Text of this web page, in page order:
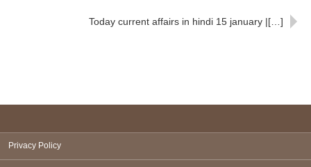
Today current affairs in hindi 15 january |[…]
Privacy Policy